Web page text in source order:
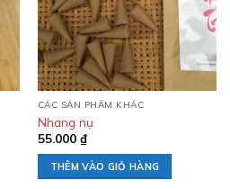
CÁC SẢN PHẨM KHÁC
Nhang nụ
55.000 ₫
THÊM VÀO GIỎ HÀNG